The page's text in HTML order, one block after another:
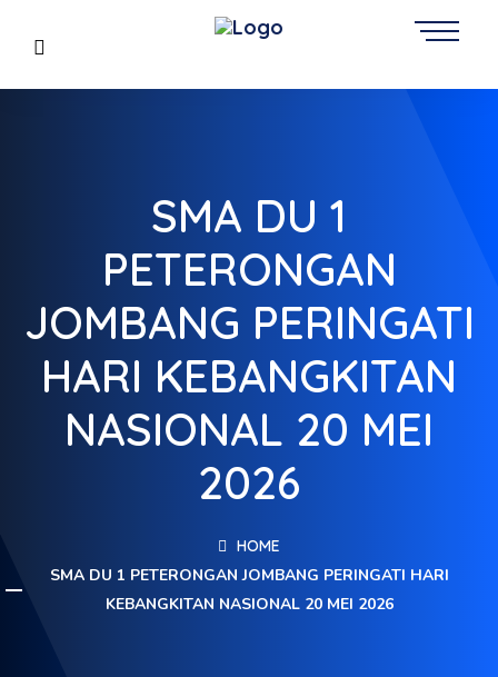
SMA DU 1
PETERONGAN
JOMBANG PERINGATI
HARI KEBANGKITAN
NASIONAL 20 MEI
2026
HOME
SMA DU 1 PETERONGAN JOMBANG PERINGATI HARI
KEBANGKITAN NASIONAL 20 MEI 2026